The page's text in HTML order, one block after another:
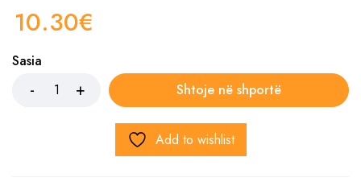
10.30€
Sasia
Shtoje në shportë
Add to wishlist